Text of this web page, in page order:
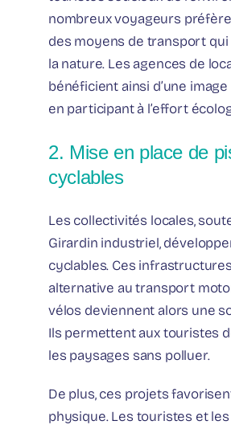
nombreux voyageurs
des moyens de transport
la nature. Les agences de
bénéficient ainsi d’une
en participant à l’effort
2. Mise en place de
cyclables
Les collectivités locales,
Girardin industriel,
cyclables. Ces
alternative au transport
vélos deviennent alors une
Ils permettent aux touristes
les paysages sans polluer.
De plus, ces projets
physique. Les touristes et